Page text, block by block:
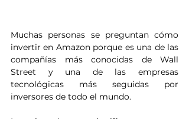
Muchas personas se preguntan cómo
invertir en Amazon porque es una de las
compañías más conocidas de Wall
Street y una de las empresas
tecnológicas más seguidas por
inversores de todo el mundo.